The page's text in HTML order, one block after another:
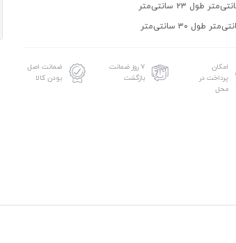
امکان
پرداخت در
محل
۷ روز ضمانت
بازگشت
ضمانت اصل
بودن کالا